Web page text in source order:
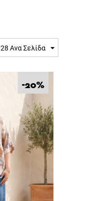
28 Ανα Σελίδα
-20%